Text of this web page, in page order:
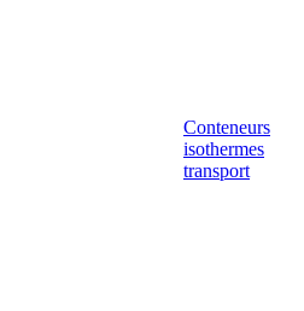
Conteneurs
isothermes
transport